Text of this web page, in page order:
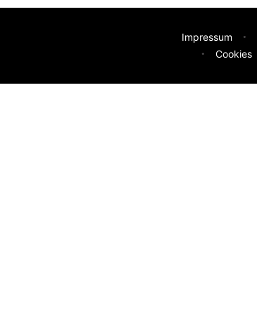
Impressum
Cookies